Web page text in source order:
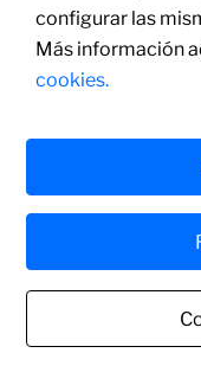
configurar las
Más información
cookies.